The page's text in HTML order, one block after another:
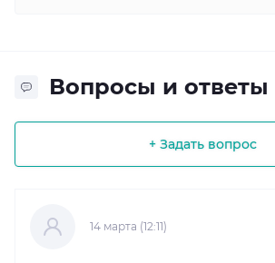
Вопросы и ответы
+ Задать вопрос
14 марта (12:11)